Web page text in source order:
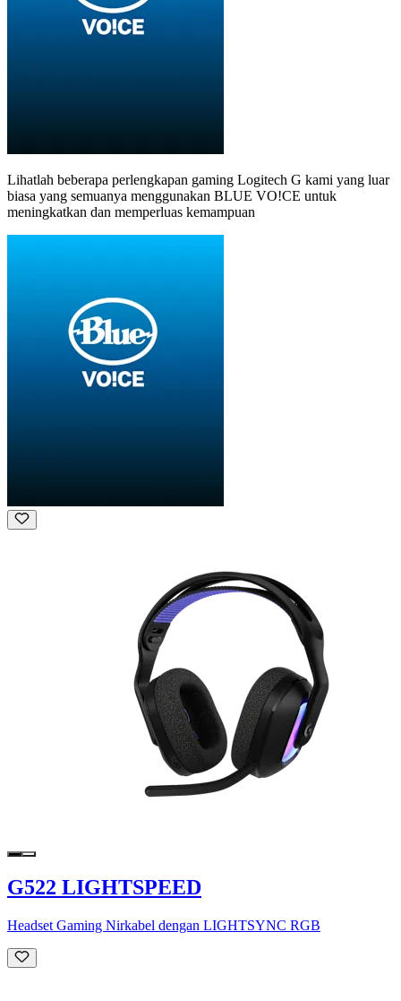
Lihatlah beberapa perlengkapan gaming Logitech G kami yang luar
biasa yang semuanya menggunakan BLUE VO!CE untuk
meningkatkan dan memperluas kemampuan
G522 LIGHTSPEED
Headset Gaming Nirkabel dengan LIGHTSYNC RGB